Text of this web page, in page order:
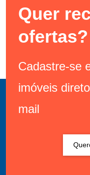
Quer
ofertas?
Cadastre-se
imóveis
mail